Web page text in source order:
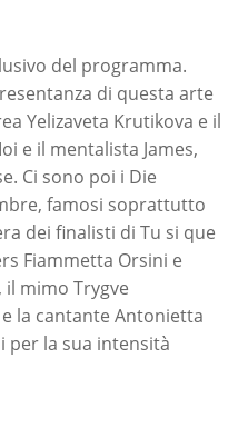
del programma.
di questa arte
Yelizaveta Krutikova e il
e il mentalista James,
Ci sono poi i Die
famosi soprattutto
dei finalisti di Tu si que
Fiammetta Orsini e
mimo Trygve
la cantante Antonietta
per la sua intensità